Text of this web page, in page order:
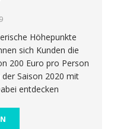
Höhepunkte
sich Kunden die
200 Euro pro Person
Saison 2020 mit
entdecken